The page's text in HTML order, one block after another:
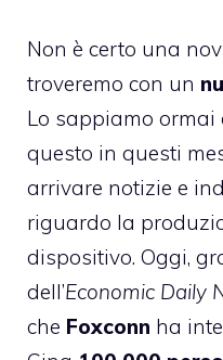
Non è certo una
troveremo con un
Lo sappiamo ormai
questo in questi
arrivare notizie e
riguardo la
dispositivo. Oggi,
dell’Economic Daily
che Foxconn ha